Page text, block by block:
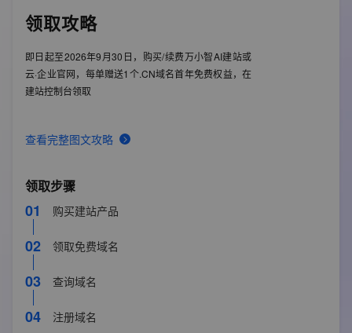
免费SSL证书
绑定域名个数3个
备案服务码
软件版本
高级版（Max）
部署节点
中国内地
购买时长
1年
领取攻略
即日起至2026年9月30日，购买/续费万小智AI建站或
云·企业官网，每单赠送1个.CN域名首年免费权益，在
建站控制台领取
查看完整图文攻略
领取步骤
01 购买建站产品
02 领取免费域名
03 查询域名
04 注册域名